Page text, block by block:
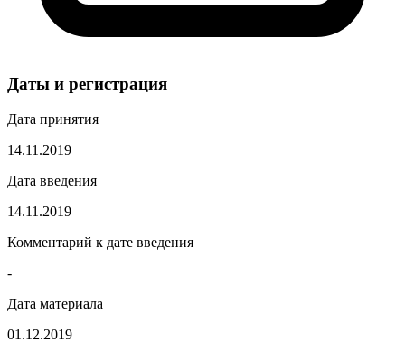
Даты и регистрация
Дата принятия
14.11.2019
Дата введения
14.11.2019
Комментарий к дате введения
-
Дата материала
01.12.2019